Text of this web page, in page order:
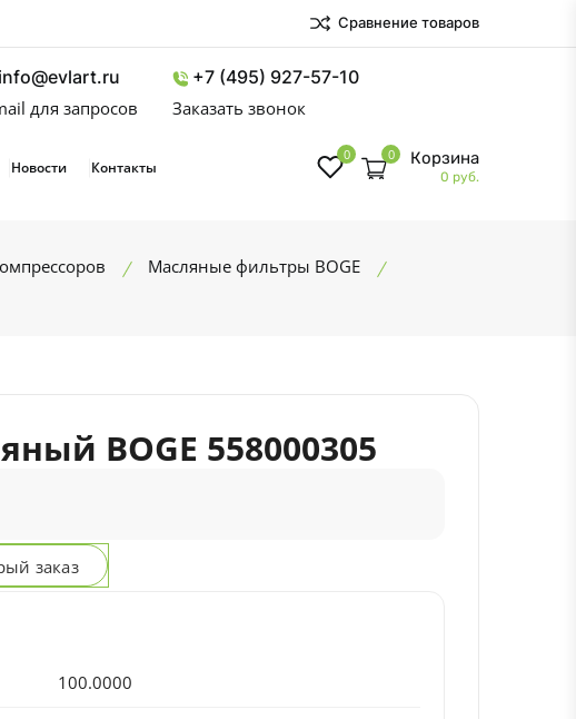
Сравнение товаров
info@evlart.ru
для запросов
+7 (495) 927-57-10
Заказать звонок
Новости Контакты
0 0 Корзина
0 руб.
Масляные фильтры BOGE
BOGE 558000305
заказ
100.0000